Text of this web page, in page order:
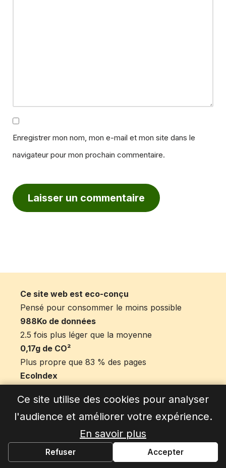
Enregistrer mon nom, mon e-mail et mon site dans le
navigateur pour mon prochain commentaire.
Ce site web est eco-conçu
Pensé pour consommer le moins possible
988Ko de données
2.5 fois plus léger que la moyenne
0,17g de CO²
Plus propre que 83 % des pages
EcoIndex
OK
Ce site utilise des cookies pour analyser
l'audience et améliorer votre expérience.
En savoir plus
Refuser Accepter